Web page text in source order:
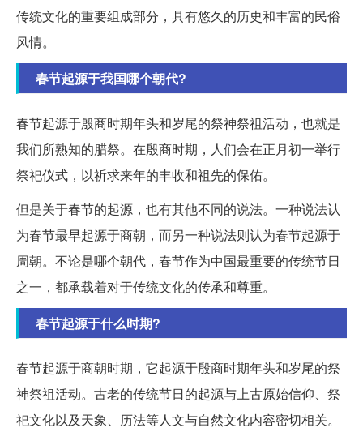
传统文化的重要组成部分，具有悠久的历史和丰富的民俗
风情。
春节起源于我国哪个朝代?
春节起源于殷商时期年头和岁尾的祭神祭祖活动，也就是
我们所熟知的腊祭。在殷商时期，人们会在正月初一举行
祭祀仪式，以祈求来年的丰收和祖先的保佑。
但是关于春节的起源，也有其他不同的说法。一种说法认
为春节最早起源于商朝，而另一种说法则认为春节起源于
周朝。不论是哪个朝代，春节作为中国最重要的传统节日
之一，都承载着对于传统文化的传承和尊重。
春节起源于什么时期?
春节起源于商朝时期，它起源于殷商时期年头和岁尾的祭
神祭祖活动。古老的传统节日的起源与上古原始信仰、祭
祀文化以及天象、历法等人文与自然文化内容密切相关。